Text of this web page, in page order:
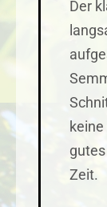
Der
Zeit.